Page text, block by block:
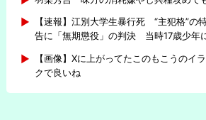
【速報】江別大学生暴行死 “主犯格”の
告に「無期懲役」の判決 当時17歳少年
【画像】Xに上がってたこのもこうのイ
クで良いね